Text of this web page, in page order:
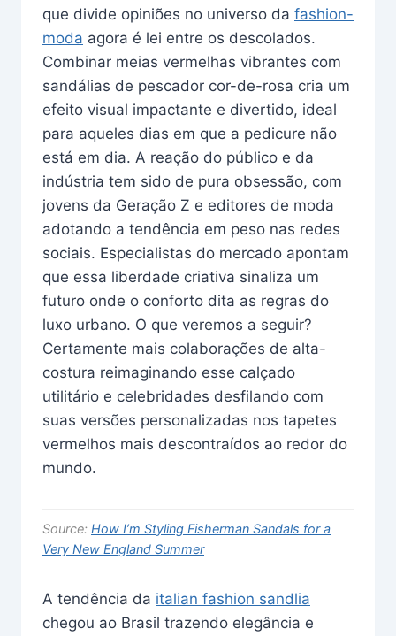
que divide opiniões no universo da fashion-
moda agora é lei entre os descolados.
Combinar meias vermelhas vibrantes com
sandálias de pescador cor-de-rosa cria um
efeito visual impactante e divertido, ideal
para aqueles dias em que a pedicure não
está em dia. A reação do público e da
indústria tem sido de pura obsessão, com
jovens da Geração Z e editores de moda
adotando a tendência em peso nas redes
sociais. Especialistas do mercado apontam
que essa liberdade criativa sinaliza um
futuro onde o conforto dita as regras do
luxo urbano. O que veremos a seguir?
Certamente mais colaborações de alta-
costura reimaginando esse calçado
utilitário e celebridades desfilando com
suas versões personalizadas nos tapetes
vermelhos mais descontraídos ao redor do
mundo.
Source: How I’m Styling Fisherman Sandals for a
Very New England Summer
A tendência da italian fashion sandlia
chegou ao Brasil trazendo elegância e